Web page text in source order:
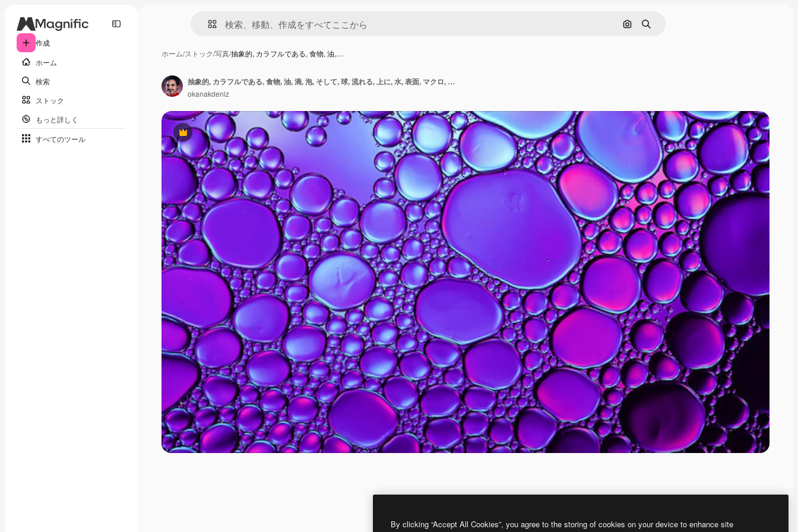
作成
ホーム
検索
ストック
もっと詳しく
すべてのツール
画像で検索
検索
ホーム/ストック/写真/抽象的, カラフルである, 食物, 油,…
Premium
抽象的, カラフルである, 食物, 油, 滴, 泡, そして, 球, 流れる, 上に, 水, 表面, マクロ, 写真
okanakdeniz
By clicking “Accept All Cookies”, you agree to the storing of cookies on your device to enhance site